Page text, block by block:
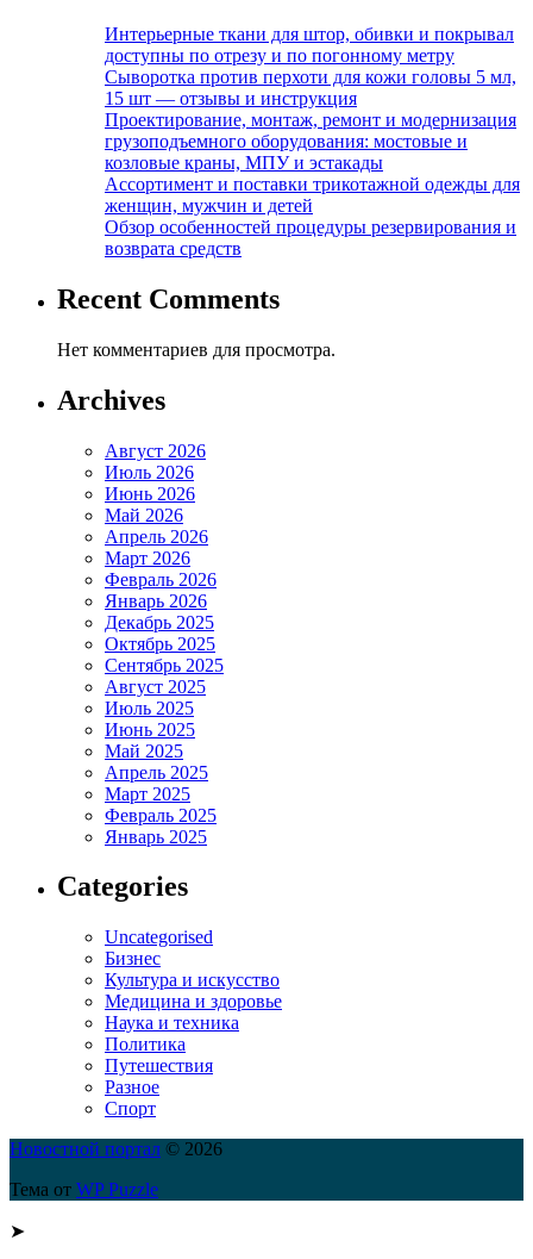
Интерьерные ткани для штор, обивки и покрывал
доступны по отрезу и по погонному метру
Сыворотка против перхоти для кожи головы 5 мл,
15 шт — отзывы и инструкция
Проектирование, монтаж, ремонт и модернизация
грузоподъемного оборудования: мостовые и
козловые краны, МПУ и эстакады
Ассортимент и поставки трикотажной одежды для
женщин, мужчин и детей
Обзор особенностей процедуры резервирования и
возврата средств
Recent Comments
Нет комментариев для просмотра.
Archives
Август 2026
Июль 2026
Июнь 2026
Май 2026
Апрель 2026
Март 2026
Февраль 2026
Январь 2026
Декабрь 2025
Октябрь 2025
Сентябрь 2025
Август 2025
Июль 2025
Июнь 2025
Май 2025
Апрель 2025
Март 2025
Февраль 2025
Январь 2025
Categories
Uncategorised
Бизнес
Культура и искусство
Медицина и здоровье
Наука и техника
Политика
Путешествия
Разное
Спорт
Новостной портал © 2026
Тема от WP Puzzle
➤